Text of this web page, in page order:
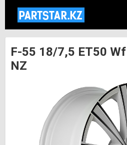
F-55 18/7,5 ET50
NZ